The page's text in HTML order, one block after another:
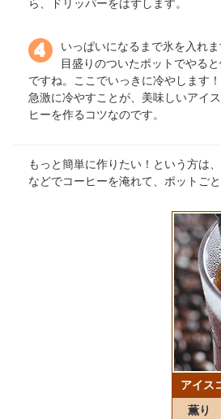
ら、ドリッパーをはずします。
いっぱいになるまで氷を入れま
目盛りのついたポットでやると
ですね。ここでいっきに冷やします！
急激に冷やすことが、美味しいアイ
ヒーを作るコツなのです。
もっと簡単に作りたい！という方は
などでコーヒーを淹れて、ポットご
アイス
薫り